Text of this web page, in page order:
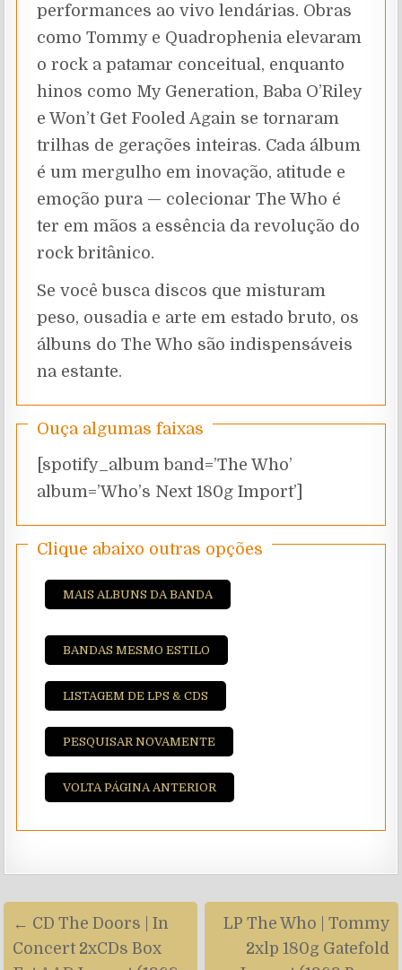
performances ao vivo lendárias. Obras
como Tommy e Quadrophenia elevaram
o rock a patamar conceitual, enquanto
hinos como My Generation, Baba O’Riley
e Won’t Get Fooled Again se tornaram
trilhas de gerações inteiras. Cada álbum
é um mergulho em inovação, atitude e
emoção pura — colecionar The Who é
ter em mãos a essência da revolução do
rock britânico.
Se você busca discos que misturam
peso, ousadia e arte em estado bruto, os
álbuns do The Who são indispensáveis
na estante.
Ouça algumas faixas
[spotify_album band=’The Who’
album=’Who’s Next 180g Import’]
Clique abaixo outras opções
MAIS ALBUNS DA BANDA
BANDAS MESMO ESTILO
LISTAGEM DE LPS & CDS
PESQUISAR NOVAMENTE
VOLTA PÁGINA ANTERIOR
Navegação
de
LP The Who | Tommy
2xlp 180g Gatefold
← CD The Doors | In
Concert 2xCDs Box